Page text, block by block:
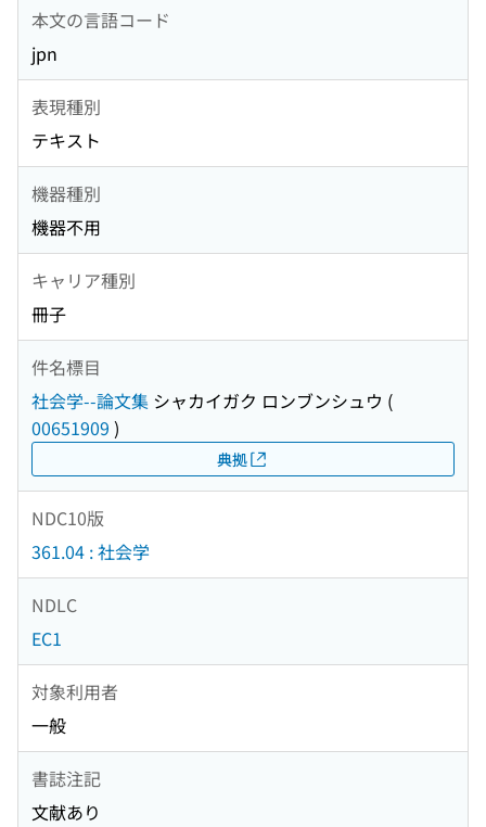
本文の言語コード
jpn
表現種別
テキスト
機器種別
機器不用
キャリア種別
冊子
件名標目
社会学--論文集 シャカイガク ロンブンシュウ (
00651909 )
典拠
NDC10版
361.04 : 社会学
NDLC
EC1
対象利用者
一般
書誌注記
文献あり